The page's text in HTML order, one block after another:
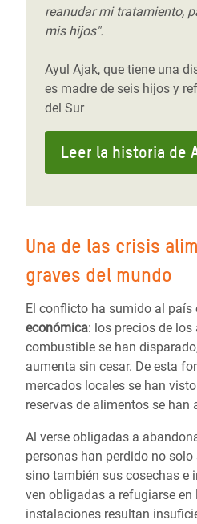
reanudar mi tratamiento,
mis hijos".
Ayul Ajak, que tiene una
es madre de seis hijos y
del Sur
Leer la historia de
Una de las crisis
graves del mundo
El conflicto ha sumido al país
económica: los precios de
combustible se han
aumenta sin cesar. De esta
mercados locales se han
reservas de alimentos se han
Al verse obligadas a
personas han perdido no
sino también sus cosechas e
ven obligadas a refugiarse en
instalaciones resultan